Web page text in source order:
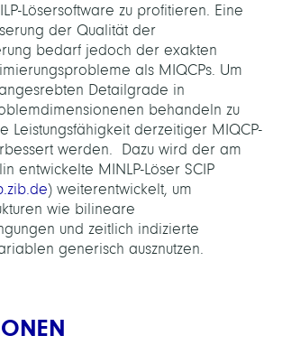
Lösersoftware zu profitieren. Eine
der Qualität der
bedarf jedoch der exakten
als MIQCPs. Um
Detailgrade in
behandeln zu
Leistungsfähigkeit derzeitiger MIQCP-
werden. Dazu wird der am
entwickelte MINLP-Löser SCIP
) weiterentwickelt, um
wie bilineare
und zeitlich indizierte
generisch ausznutzen.